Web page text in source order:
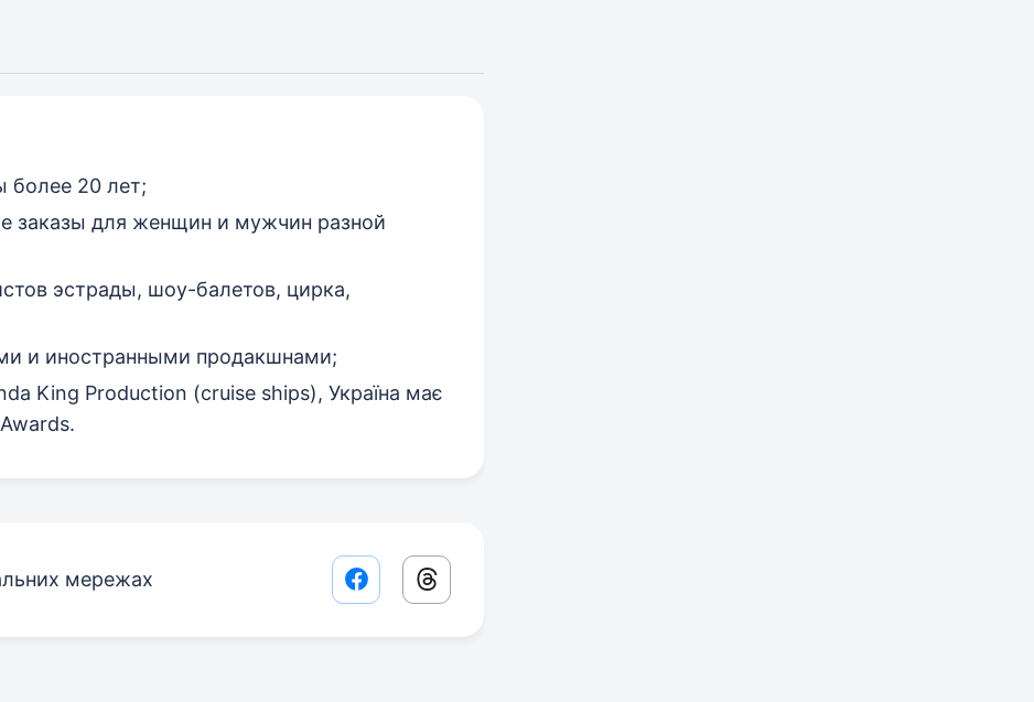
более 20 лет;
заказы для женщин и мужчин разной
эстрады, шоу-балетов, цирка,
и иностранными продакшнами;
King Production (cruise ships), Україна має
мережах Facebook share link
Threads share link